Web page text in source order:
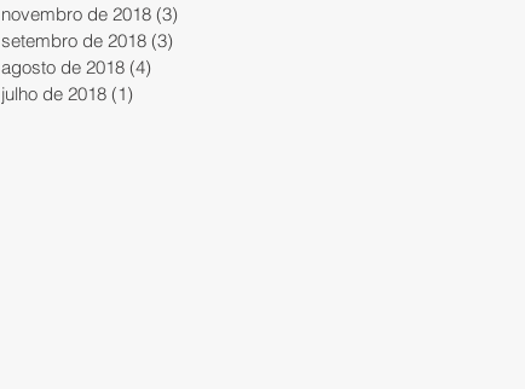
novembro de 2018 (3)
setembro de 2018 (3)
agosto de 2018 (4)
julho de 2018 (1)